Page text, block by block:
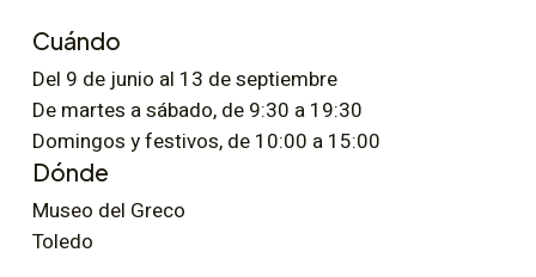
Cuándo
Del 9 de junio al 13 de septiembre
De martes a sábado, de 9:30 a 19:30
Domingos y festivos, de 10:00 a 15:00
Dónde
Museo del Greco
Toledo